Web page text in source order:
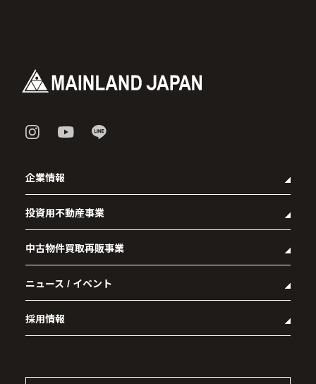
企業情報
- 企業理念
- 代表メッセージ
- 会社概要
- アクセス
- 社会貢献活動
投資用不動産事業
- マンション経営をお考えの方へ
- メインランドグループの強み
- オーナーズデータ
- 資産運用型マンション メインステージシリーズ
中古物件買取再販事業
- RE:MAIN
- リノベーション物件一覧
- リノベーション物件お問い合わせ
ニュース / イベント
採用情報